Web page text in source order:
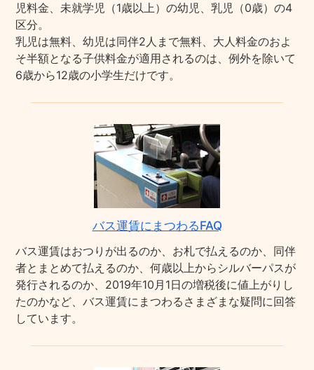
児料金、未就学児（1歳以上）の幼児、乳児（0歳）の4
区分。
乳児は無料、幼児は同伴2人まで無料、大人料金のおよ
そ半額となる子供料金が適用されるのは、例外を除いて
6歳から12歳の小学生だけです。
バス運賃にまつわるFAQ
バス運賃はおつりが出るのか、お札で払えるのか、同伴
者とまとめて払えるのか、何歳以上からシルバーパスが
発行されるのか、2019年10月1日の増税後に値上がりし
たのかなど、バス運賃にまつわるさまざまな疑問に回答
しています。